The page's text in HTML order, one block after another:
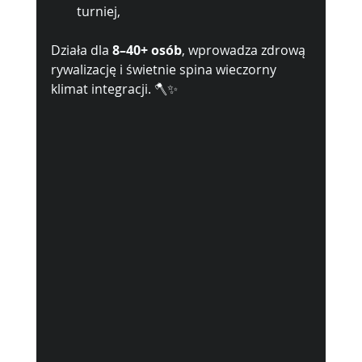
turniej,
Działa dla 8–40+ osób, wprowadza zdrową
rywalizację i świetnie spina wieczorny
klimat integracji. 🪓✨